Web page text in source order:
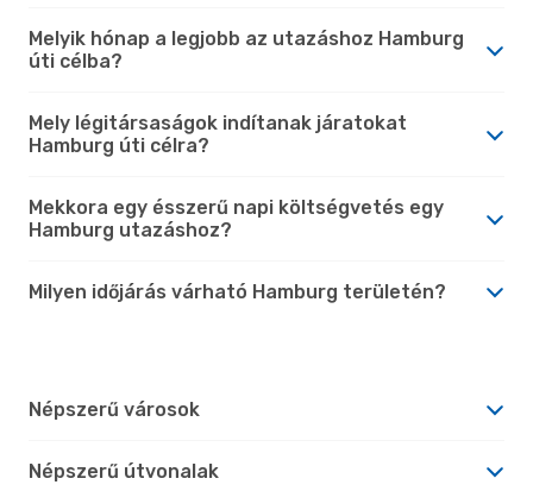
Melyik hónap a legjobb az utazáshoz Hamburg
úti célba?
Mely légitársaságok indítanak járatokat
Hamburg úti célra?
Mekkora egy ésszerű napi költségvetés egy
Hamburg utazáshoz?
Milyen időjárás várható Hamburg területén?
Népszerű városok
Népszerű útvonalak